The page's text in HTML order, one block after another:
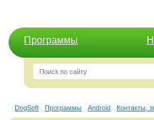
Программы
DogSoft Программы Android Контакты,